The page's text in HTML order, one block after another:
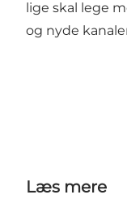
lige skal lege
og nyde
Læs mere